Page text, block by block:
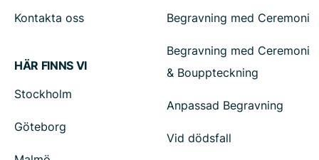
Kontakta oss
HÄR FINNS VI
Stockholm
Göteborg
Begravning med Ceremoni
Begravning med Ceremoni
& Bouppteckning
Anpassad Begravning
Vid dödsfall